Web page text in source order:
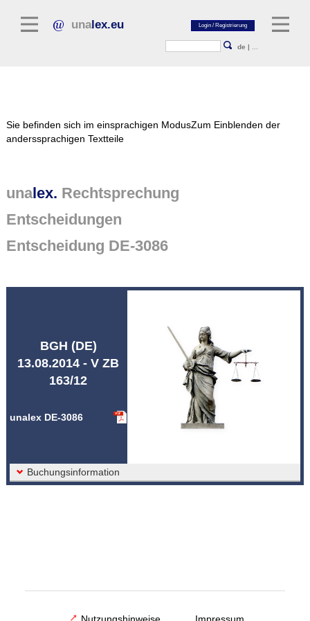
unalex.eu
de |
Normtexte
Rechtsprechung
Sie befinden sich im einsprachigen ModusZum Einblenden der
anderssprachigen Textteile
unalex. Rechtsprechung
Entscheidungen
Entscheidung DE-3086
BGH (DE)
13.08.2014 - V ZB
163/12
unalex DE-3086
Buchungsinformation
Nutzungshinweise Impressum